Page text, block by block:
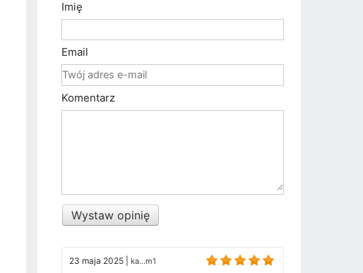
Imię
Email
Komentarz
Wystaw opinię
23 maja 2025 ka...m1